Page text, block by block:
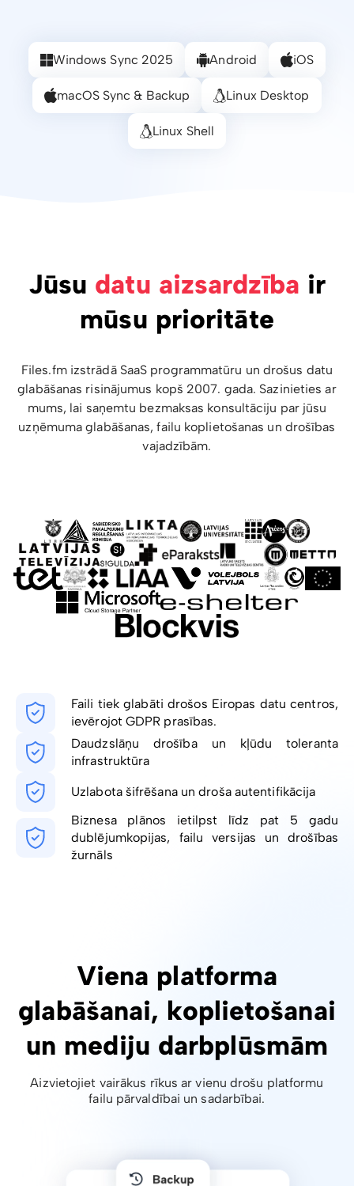
Windows Sync 2025 Android iOS
macOS Sync & Backup Linux Desktop
Linux Shell
Jūsu datu aizsardzība ir
mūsu prioritāte
Files.fm izstrādā SaaS programmatūru un drošus datu
glabāšanas risinājumus kopš 2007. gada. Sazinieties ar
mums, lai saņemtu bezmaksas konsultāciju par jūsu
uzņēmuma glabāšanas, failu koplietošanas un drošības
vajadzībām.
Faili tiek glabāti drošos Eiropas datu centros,
ievērojot GDPR prasības.
Daudzslāņu drošība un kļūdu toleranta
infrastruktūra
Uzlabota šifrēšana un droša autentifikācija
Biznesa plānos ietilpst līdz pat 5 gadu
dublējumkopijas, failu versijas un drošības
žurnāls
Viena platforma
glabāšanai, koplietošanai
un mediju darbplūsmām
Aizvietojiet vairākus rīkus ar vienu drošu platformu
failu pārvaldībai un sadarbībai.